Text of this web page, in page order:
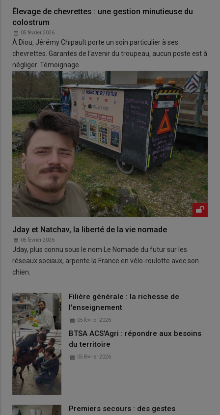
Élevage de chevrettes : une gestion minutieuse du
colostrum
05 février 2026
À Diou, Jérémy Chipault porte un soin particulier à ses
chevrettes. Garantes de l'avenir du troupeau, aucun poste est à
négliger. Témoignage.
Jday et Natchav, la liberté de la vie nomade
05 février 2026
Jday, plus connu sous le nom Le Nomade du futur sur les
réseaux sociaux, arpente la France en vélo-roulotte avec son
chien.
Filière générale : la richesse de
l'enseignement
05 février 2026
BTSA ACS'Agri : répondre aux besoins
du territoire
05 février 2026
Premiers secours : des gestes